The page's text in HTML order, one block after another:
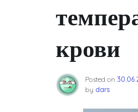
крови
Posted on
by dars